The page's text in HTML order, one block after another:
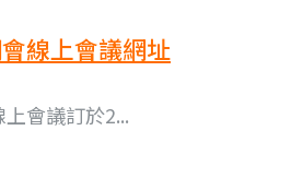
線上會議網址
會議訂於2...